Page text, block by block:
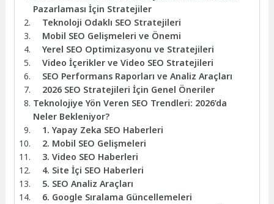
Pazarlaması İçin Stratejiler
Teknoloji Odaklı SEO Stratejileri
Mobil SEO Gelişmeleri ve Önemi
Yerel SEO Optimizasyonu ve Stratejileri
Video İçerikler ve Video SEO Stratejileri
SEO Performans Raporları ve Analiz Araçları
2026 SEO Stratejileri İçin Genel Öneriler
Teknolojiye Yön Veren SEO Trendleri: 2026’da
Neler Bekleniyor?
1. Yapay Zeka SEO Haberleri
2. Mobil SEO Gelişmeleri
3. Video SEO Haberleri
4. Site İçi SEO Haberleri
5. SEO Analiz Araçları
6. Google Sıralama Güncellemeleri